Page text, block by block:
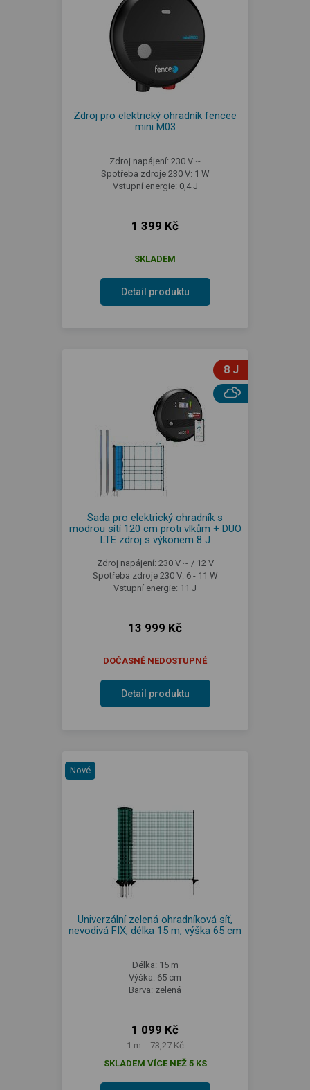
Zdroj pro elektrický ohradník fencee
mini M03
Zdroj napájení: 230 V ~
Spotřeba zdroje 230 V: 1 W
Vstupní energie: 0,4 J
1 399 Kč
SKLADEM
Detail produktu
8 J
Sada pro elektrický ohradník s
modrou sítí 120 cm proti vlkům + DUO
LTE zdroj s výkonem 8 J
Zdroj napájení: 230 V ~ / 12 V
Spotřeba zdroje 230 V: 6 - 11 W
Vstupní energie: 11 J
13 999 Kč
DOČASNĚ NEDOSTUPNÉ
Detail produktu
Nové
Univerzální zelená ohradníková síť,
nevodivá FIX, délka 15 m, výška 65 cm
Délka: 15 m
Výška: 65 cm
Barva: zelená
1 099 Kč
1 m = 73,27 Kč
SKLADEM VÍCE NEŽ 5 KS